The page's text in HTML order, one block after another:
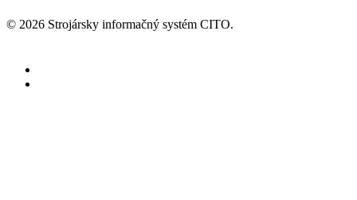
© 2026 Strojársky informačný systém CITO.